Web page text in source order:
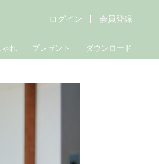
ゃれ プレゼント ダウンロード
ログイン 会員登録